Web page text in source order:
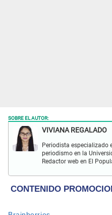
SOBRE EL AUTOR:
VIVIANA REGALADO
Periodista especializado
periodismo en la
Redactor web en El
y crónicas.